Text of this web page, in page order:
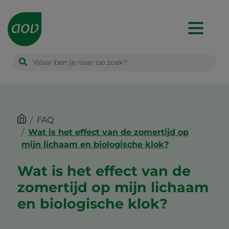
Main
navigation
FAQ
Wat is het effect van de zomertijd op
mijn lichaam en biologische klok?
Wat is het effect van de
zomertijd op mijn lichaam
en biologische klok?